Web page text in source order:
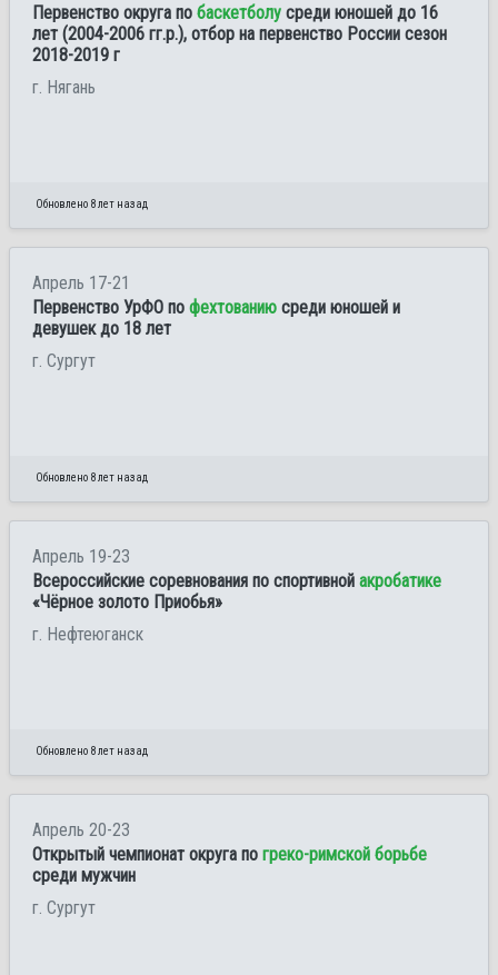
Первенство округа по баскетболу среди юношей до 16
лет (2004-2006 гг.р.), отбор на первенство России сезон
2018-2019 г
г. Нягань
Обновлено 8 лет назад
Апрель 17-21
Первенство УрФО по фехтованию среди юношей и
девушек до 18 лет
г. Сургут
Обновлено 8 лет назад
Апрель 19-23
Всероссийские соревнования по спортивной акробатике
«Чёрное золото Приобья»
г. Нефтеюганск
Обновлено 8 лет назад
Апрель 20-23
Открытый чемпионат округа по греко-римской борьбе
среди мужчин
г. Сургут